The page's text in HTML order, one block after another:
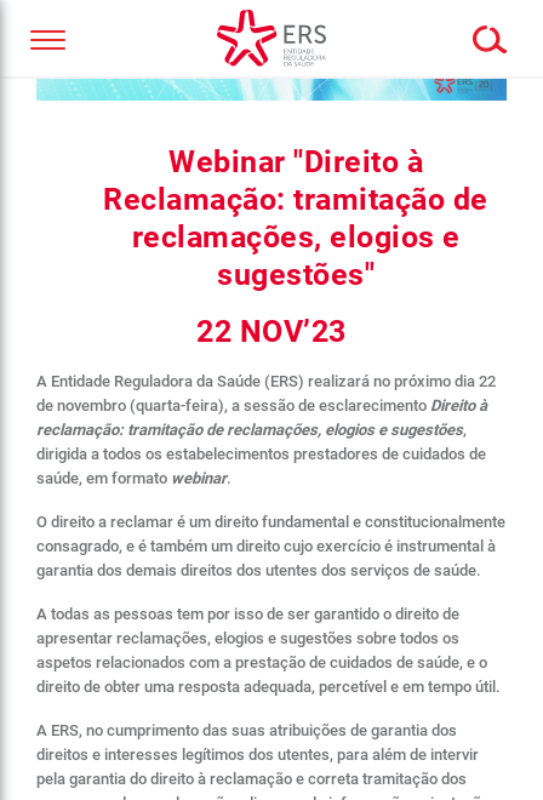
Webinar "Direito à
Reclamação: tramitação de
reclamações, elogios e
sugestões"
22 NOV’23
A Entidade Reguladora da Saúde (ERS) realizará no próximo dia 22
de novembro (quarta-feira), a sessão de esclarecimento Direito à
reclamação: tramitação de reclamações, elogios e sugestões,
dirigida a todos os estabelecimentos prestadores de cuidados de
saúde, em formato webinar.
O direito a reclamar é um direito fundamental e constitucionalmente
consagrado, e é também um direito cujo exercício é instrumental à
garantia dos demais direitos dos utentes dos serviços de saúde.
A todas as pessoas tem por isso de ser garantido o direito de
apresentar reclamações, elogios e sugestões sobre todos os
aspetos relacionados com a prestação de cuidados de saúde, e o
direito de obter uma resposta adequada, percetível e em tempo útil.
A ERS, no cumprimento das suas atribuições de garantia dos
direitos e interesses legítimos dos utentes, para além de intervir
pela garantia do direito à reclamação e correta tramitação dos